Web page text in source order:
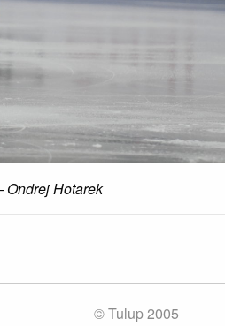
Hotarek
© Tulup 2005